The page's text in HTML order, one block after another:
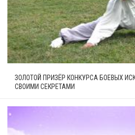
ЗОЛОТОЙ ПРИЗЁР КОНКУРСА БОЕВЫХ
СВОИМИ СЕКРЕТАМИ